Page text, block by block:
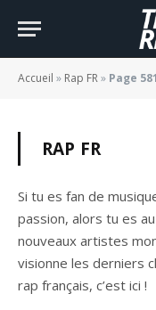
Accueil » Rap FR» Page 581
RAP FR
Si tu es fan de
passion, alors tu es
nouveaux artistes
visionne les derniers
rap français, c’est ici !